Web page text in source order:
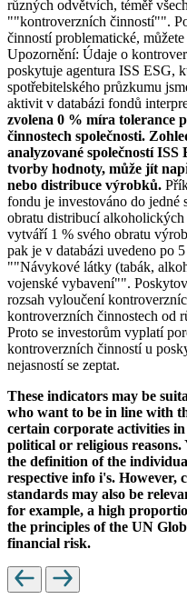
různých odvětvích, téměř
""kontroverzních činností"".
činností problematické,
Upozornění: Údaje o
poskytuje agentura ISS ESG,
spotřebitelského průzkumu
aktivit v databázi fondů
zvolena 0 % míra tolerance
činnostech společnosti.
analyzované společností
tvorby hodnoty, může jít
nebo distribuce výrobků.
fondu je investováno do jedné
obratu distribucí alkoholických
vytváří 1 % svého obratu
pak je v databázi uvedeno po
""Návykové látky (tabák,
vojenské vybavení"".
rozsah vyloučení
kontroverzních činnostech od
Proto se investorům vyplatí
kontroverzních činností u
nejasností se zeptat.
These indicators may be
who want to be in line with
certain corporate activities
political or religious
the definition of the
respective info i's. However,
standards may also be
for example, a high
the principles of the UN
financial risk.